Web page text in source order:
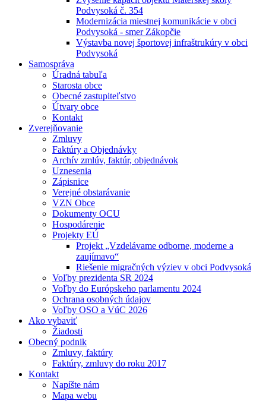
Podvysoká č. 354
Modernizácia miestnej komunikácie v obci
Podvysoká - smer Zákopčie
Výstavba novej športovej infraštrukúry v obci
Podvysoká
Samospráva
Úradná tabuľa
Starosta obce
Obecné zastupiteľstvo
Útvary obce
Kontakt
Zverejňovanie
Zmluvy
Faktúry a Objednávky
Archív zmlúv, faktúr, objednávok
Uznesenia
Zápisnice
Verejné obstarávanie
VZN Obce
Dokumenty OCU
Hospodárenie
Projekty EÚ
Projekt „Vzdelávame odborne, moderne a
zaujímavo“
Riešenie migračných výziev v obci Podvysoká
Voľby prezidenta SR 2024
Voľby do Európskeho parlamentu 2024
Ochrana osobných údajov
Voľby OSO a VúC 2026
Ako vybaviť
Žiadosti
Obecný podnik
Zmluvy, faktúry
Faktúry, zmluvy do roku 2017
Kontakt
Napíšte nám
Mapa webu